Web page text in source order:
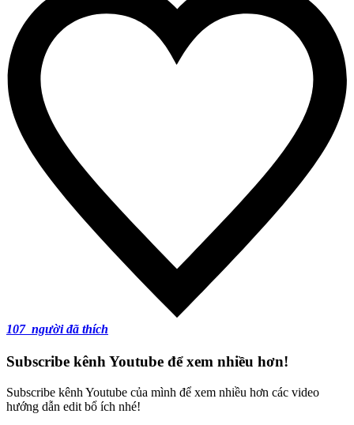
107 người đã thích
Subscribe kênh Youtube để xem nhiều hơn!
Subscribe kênh Youtube của mình để xem nhiều hơn các video
hướng dẫn edit bổ ích nhé!